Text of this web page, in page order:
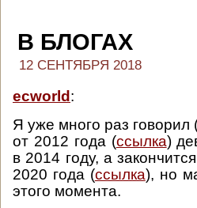
В БЛОГАХ
12 СЕНТЯБРЯ 2018
ecworld :
Я уже много раз говорил
от 2012 года (ссылка)
в 2014 году, а
2020 года (ссылка), но
этого момента.